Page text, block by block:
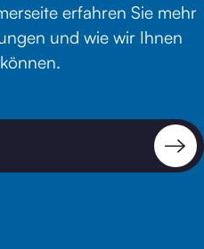
erfahren Sie mehr
und wie wir Ihnen